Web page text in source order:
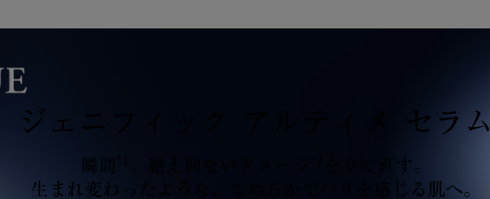
ジェニフィック アルティメ セラム
瞬間
を立て直す。
生まれ変わったような、
なめらかでハリを感じる肌へ。